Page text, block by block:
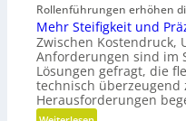
w
i
n
d
e
t
r
d
u
a
r
e
A
Rollenführungen erhöhen
Mehr Steifigkeit und
Zwischen Kostendruck,
Anforderungen sind im
Lösungen gefragt, die
technisch überzeugend
Herausforderungen